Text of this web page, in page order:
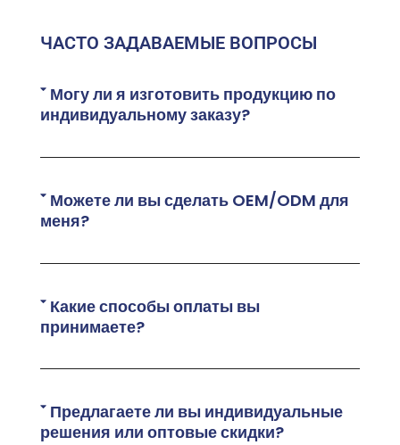
ЧАСТО ЗАДАВАЕМЫЕ ВОПРОСЫ
Могу ли я изготовить продукцию по
индивидуальному заказу?
Можете ли вы сделать OEM/ODM для
меня?
Какие способы оплаты вы
принимаете?
Предлагаете ли вы индивидуальные
решения или оптовые скидки?